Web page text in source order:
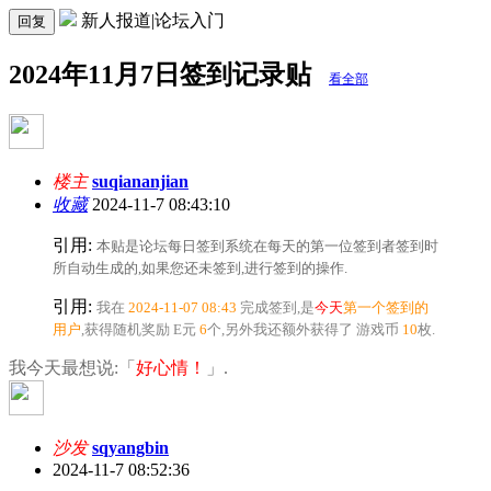
回复 新人报道|论坛入门
2024年11月7日签到记录贴 看全部
楼主 suqiananjian
收藏2024-11-7 08:43:10
引用: 本贴是论坛每日签到系统在每天的第一位签到者签到时
所自动生成的,如果您还未签到, 进行签到的操作.
引用: 我在 2024-11-07 08:43 完成签到,是今天第一个签到的
用户 ,获得随机奖励 E元 6个 ,另外我还额外获得了 游戏币 10枚.
我今天最想说:「 好心情！ 」.
沙发 sqyangbin
2024-11-7 08:52:36